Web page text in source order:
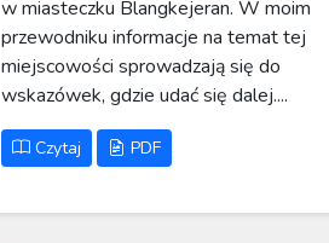
w miasteczku Blangkejeran. W moim
przewodniku informacje na temat tej
miejscowości sprowadzają się do
wskazówek, gdzie udać się dalej....
Czytaj PDF